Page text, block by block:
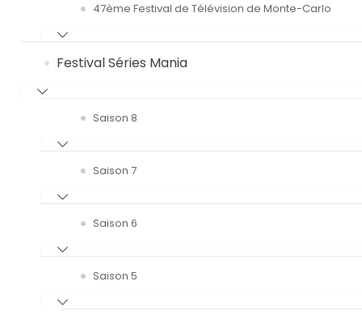
47ème Festival de Télévision de Monte-Carlo
Festival Séries Mania
Saison 8
Saison 7
Saison 6
Saison 5